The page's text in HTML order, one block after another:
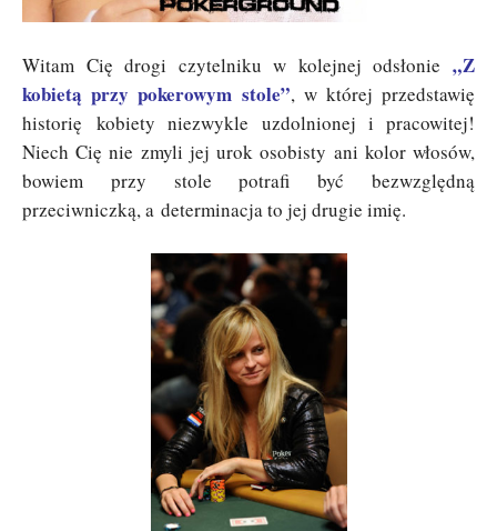
Witam Cię drogi czytelniku w kolejnej odsłonie „Z
kobietą przy pokerowym stole”, w której przedstawię
historię kobiety niezwykle uzdolnionej i pracowitej!
Niech Cię nie zmyli jej urok osobisty ani kolor włosów,
bowiem przy stole potrafi być bezwzględną
przeciwniczką, a determinacja to jej drugie imię.